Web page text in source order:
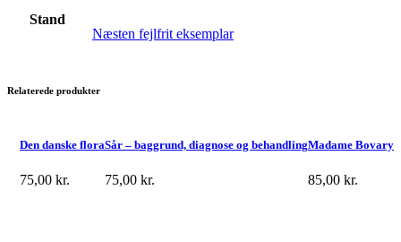
Stand
Næsten fejlfrit eksemplar
Relaterede produkter
Madame Bovary
85,00 kr.
Sår – baggrund, diagnose og behandling
75,00 kr.
Den danske flora
75,00 kr.